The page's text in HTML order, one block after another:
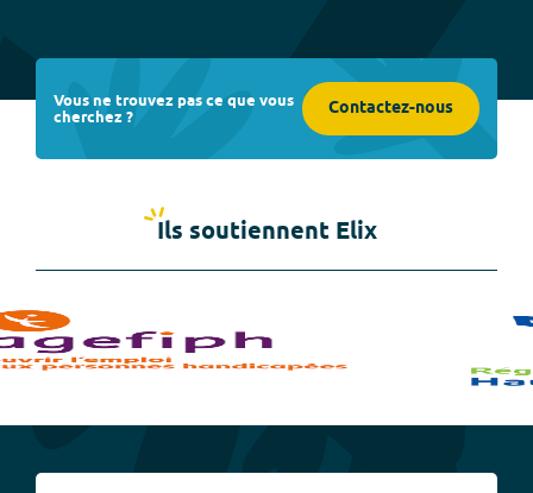
Vous ne trouvez pas ce que vous
cherchez ? Contactez-nous
Ils soutiennent Elix